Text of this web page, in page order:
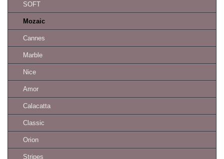
SOFT
Mozaic
Cannes
Marble
Nice
Amor
Calacatta
Classic
Orion
Stripes